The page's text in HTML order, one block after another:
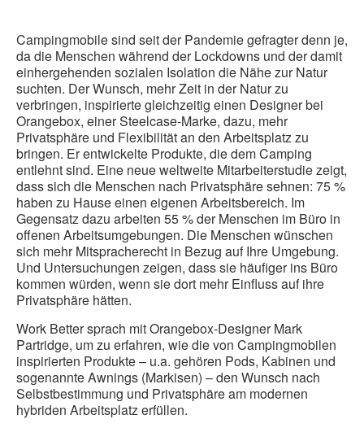
Campingmobile sind seit der Pandemie gefragter denn je,
da die Menschen während der Lockdowns und der damit
einhergehenden sozialen Isolation die Nähe zur Natur
suchten. Der Wunsch, mehr Zeit in der Natur zu
verbringen, inspirierte gleichzeitig einen Designer bei
Orangebox, einer Steelcase-Marke, dazu, mehr
Privatsphäre und Flexibilität an den Arbeitsplatz zu
bringen. Er entwickelte Produkte, die dem Camping
entlehnt sind. Eine neue weltweite Mitarbeiterstudie zeigt,
dass sich die Menschen nach Privatsphäre sehnen: 75 %
haben zu Hause einen eigenen Arbeitsbereich. Im
Gegensatz dazu arbeiten 55 % der Menschen im Büro in
offenen Arbeitsumgebungen. Die Menschen wünschen
sich mehr Mitspracherecht in Bezug auf Ihre Umgebung.
Und Untersuchungen zeigen, dass sie häufiger ins Büro
kommen würden, wenn sie dort mehr Einfluss auf ihre
Privatsphäre hätten.
Work Better sprach mit Orangebox-Designer Mark
Partridge, um zu erfahren, wie die von Campingmobilen
inspirierten Produkte – u.a. gehören Pods, Kabinen und
sogenannte Awnings (Markisen) – den Wunsch nach
Selbstbestimmung und Privatsphäre am modernen
hybriden Arbeitsplatz erfüllen.